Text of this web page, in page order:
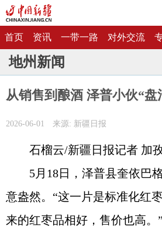
首页 资讯 一带一路 对外交流
地州新闻
从销售到酿酒 泽普小伙“盘
2026-06-01 来源: 新疆日报
石榴云/新疆日报记者 加
5月18日，泽普县奎依巴
意盎然。“这一片是标准化红
来的红枣品相好，售价也高。